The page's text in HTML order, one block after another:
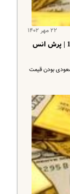
۲۲ مهر ۱۴۰۲
سکه 22 مهر 1402 | پرش انس
دلاری، احتمال صعودی بودن قیمت